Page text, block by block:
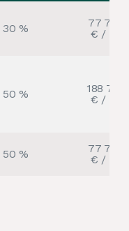
30 %
77 700
€ / an
50 %
188 700
€ / an
50 %
77 700
€ / an